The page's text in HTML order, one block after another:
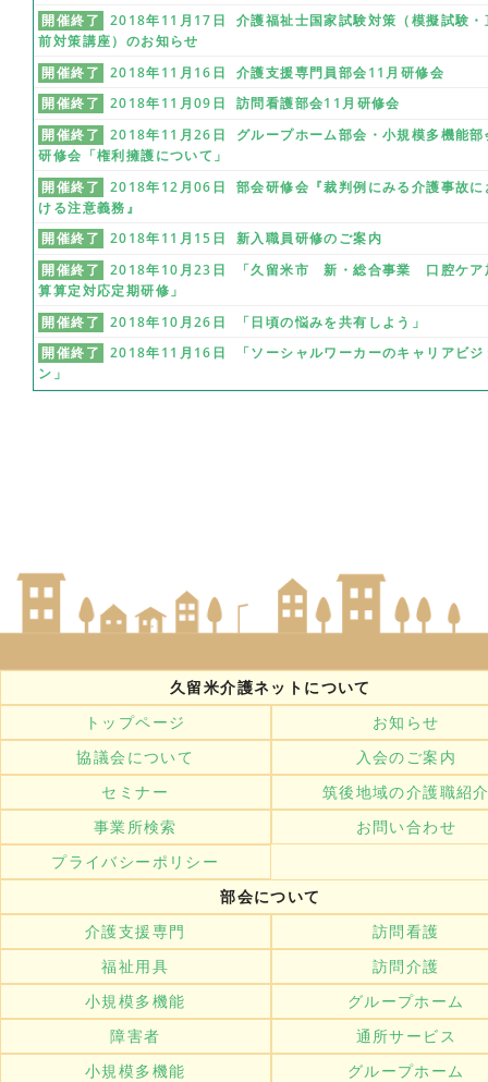
開催終了
2018年11月17日 介護福祉士国家試験対策（模擬試験・
前対策講座）のお知らせ
開催終了
2018年11月16日 介護支援専門員部会11月研修会
開催終了
2018年11月09日 訪問看護部会11月研修会
開催終了
2018年11月26日 グループホーム部会・小規模多機能部
研修会「権利擁護について」
開催終了
2018年12月06日 部会研修会『裁判例にみる介護事故に
ける注意義務』
開催終了
2018年11月15日 新入職員研修のご案内
開催終了
2018年10月23日 「久留米市 新・総合事業 口腔ケア
算算定対応定期研修」
開催終了
2018年10月26日 「日頃の悩みを共有しよう」
開催終了
2018年11月16日 「ソーシャルワーカーのキャリアビジ
ン」
久留米介護ネットについて
トップページ
お知らせ
協議会について
入会のご案内
セミナー
筑後地域の介護職紹
事業所検索
お問い合わせ
プライバシーポリシー
部会について
介護支援専門
訪問看護
福祉用具
訪問介護
小規模多機能
グループホーム
障害者
通所サービス
小規模多機能
グループホーム